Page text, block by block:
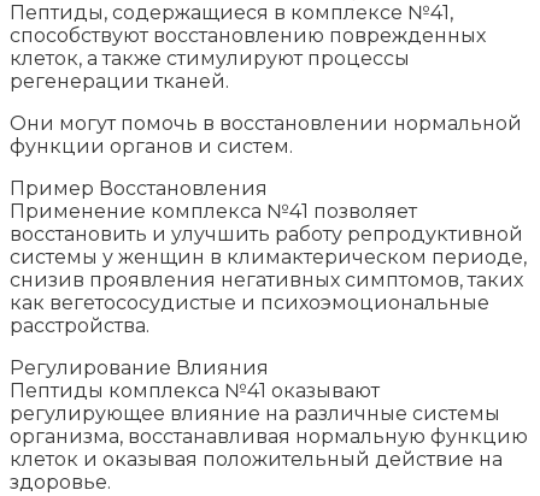
Пептиды, содержащиеся в комплексе №41,
способствуют восстановлению поврежденных
клеток, а также стимулируют процессы
регенерации тканей.
Они могут помочь в восстановлении нормальной
функции органов и систем.
Пример Восстановления
Применение комплекса №41 позволяет
восстановить и улучшить работу репродуктивной
системы у женщин в климактерическом периоде,
снизив проявления негативных симптомов, таких
как вегетососудистые и психоэмоциональные
расстройства.
Регулирование Влияния
Пептиды комплекса №41 оказывают
регулирующее влияние на различные системы
организма, восстанавливая нормальную функцию
клеток и оказывая положительный действие на
здоровье.